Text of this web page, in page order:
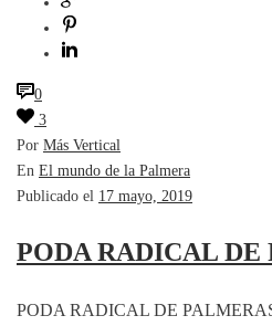
0
3
Por Más Vertical
En El mundo de la Palmera
Publicado el 17 mayo, 2019
PODA RADICAL DE
PODA RADICAL DE PALMERAS